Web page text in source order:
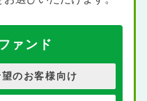
ァンド
のお客様向け